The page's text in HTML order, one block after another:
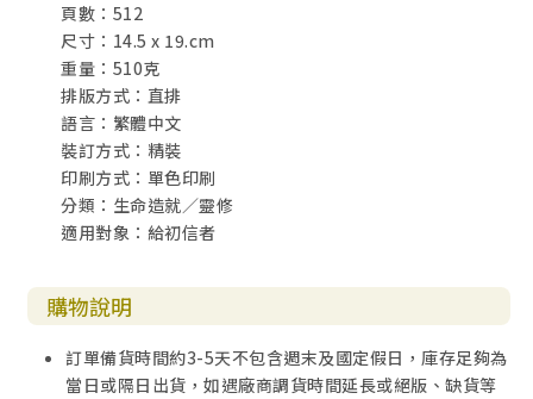
頁數：512
尺寸：14.5 x 19.cm
重量：510克
排版方式：直排
語言：繁體中文
裝訂方式：精裝
印刷方式：單色印刷
分類：生命造就／靈修
適用對象：給初信者
購物說明
訂單備貨時間約3-5天不包含週末及國定假日，庫存足夠為
當日或隔日出貨，如遇廠商調貨時間延長或絕版、缺貨等